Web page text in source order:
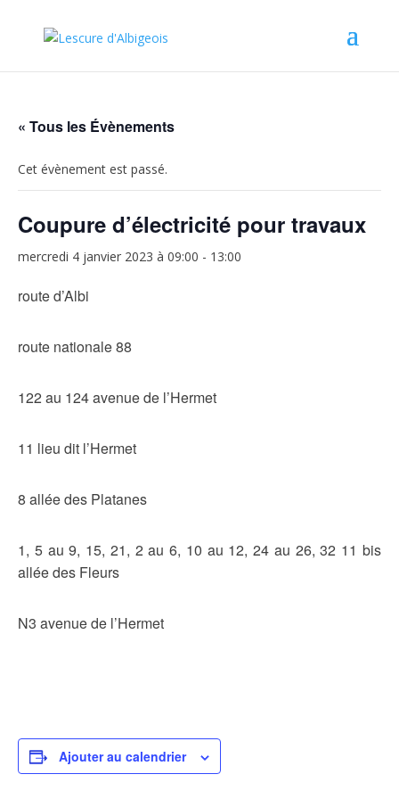
« Tous les Évènements
Cet évènement est passé.
Coupure d’électricité pour travaux
mercredi 4 janvier 2023 à 09:00 - 13:00
route d’Albi
route nationale 88
122 au 124 avenue de l’Hermet
11 lieu dit l’Hermet
8 allée des Platanes
1, 5 au 9, 15, 21, 2 au 6, 10 au 12, 24 au 26, 32 11 bis
allée des Fleurs
N3 avenue de l’Hermet
Ajouter au calendrier